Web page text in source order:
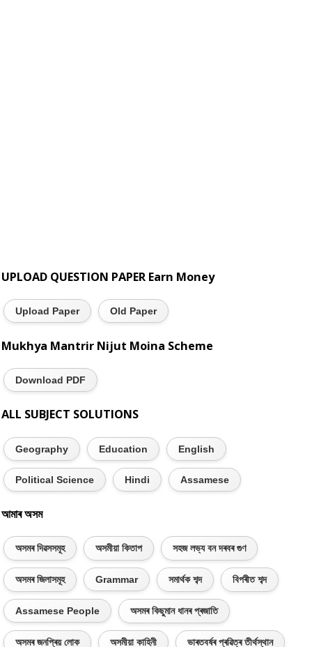
UPLOAD QUESTION PAPER Earn Money
Upload Paper Old Paper
Mukhya Mantrir Nijut Moina Scheme
Download PDF
ALL SUBJECT SOLUTIONS
Geography Education English
Political Science Hindi Assamese
আমাৰ অসম
অসমৰ দিৱসসমূহ অসমীয়া কিতাপ সহজ লভ্য বন দৰবৰ গুণ
অসমৰ জিলাসমূহ Grammar সমাৰ্থক শব্দ বিপৰীত শব্দ
Assamese People অসমৰ কিছুমান ধানৰ প্ৰজাতি
অসমৰ জনপ্ৰিয় লোক অসমীয়া কাহিনী ভাৰতবৰ্ষৰ প্ৰৱিত্ৰ তীৰ্থস্থান